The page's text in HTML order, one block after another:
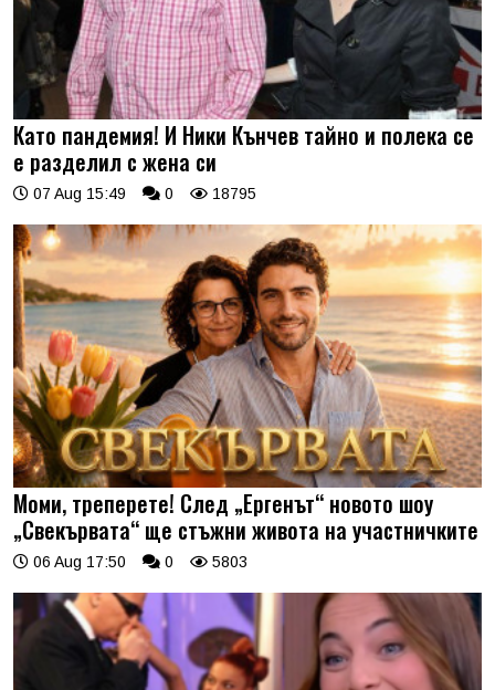
Като пандемия! И Ники Кънчев тайно и полека се
е разделил с жена си
07 Aug 15:49 0 18795
Моми, треперете! След „Ергенът“ новото шоу
„Свекървата“ ще стъжни живота на участничките
06 Aug 17:50 0 5803